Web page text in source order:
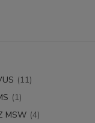
(11)
(1)
MSW (4)